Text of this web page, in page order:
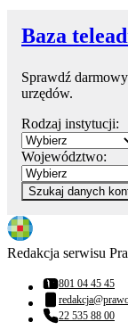
Baza
Sprawdź
urzędów.
Rodzaj instytucji:
Województwo:
Szukaj danych
Redakcja serwisu
Numer telefonu:
801 04 45 45
Adres email:
Numer telefonu:
22 535 88 00